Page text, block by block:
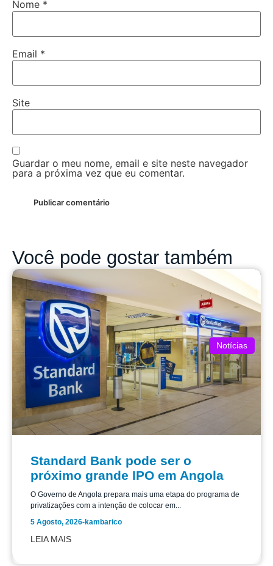
Nome *
Email *
Site
Guardar o meu nome, email e site neste navegador
para a próxima vez que eu comentar.
Você pode gostar também
Notícias
Standard Bank pode ser o
próximo grande IPO em Angola
O Governo de Angola prepara mais uma etapa do programa de
privatizações com a intenção de colocar em...
5 Agosto, 2026-kambarico
LEIA MAIS